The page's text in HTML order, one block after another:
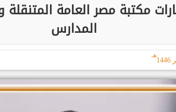
مكتبة مصر العامة
المدارس
هـ